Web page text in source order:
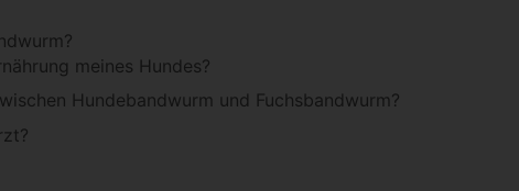
meines Hundes?
Hundebandwurm und Fuchsbandwurm?